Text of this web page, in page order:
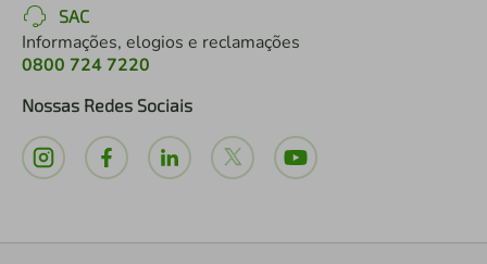
SAC
Informações, elogios e reclamações
0800 724 7220
Nossas Redes Sociais